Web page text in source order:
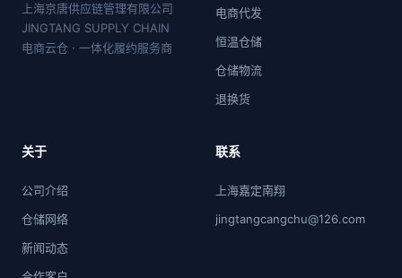
上海京唐供应链管理有限公司
JINGTANG SUPPLY CHAIN
电商云仓 · 一体化履约服务商
电商代发
恒温仓储
仓储物流
退换货
关于
公司介绍
仓储网络
新闻动态
联系
上海嘉定南翔
jingtangcangchu@126.com